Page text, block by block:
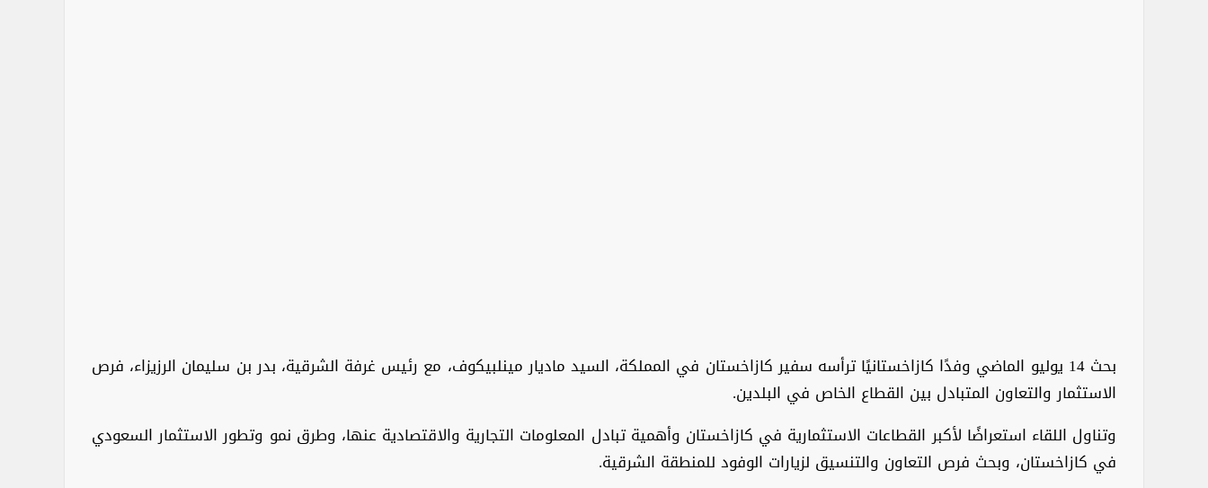
بحث 14 يوليو الماضي وفدًا كازاخستانيًا ترأسه سفير كازاخستان في المملكة، السيد ماديار مينلبيكوف، مع رئيس غرفة الشرقية، بدر بن سليمان الرزيزاء، فرص
الاستثمار والتعاون المتبادل بين القطاع الخاص في البلدين.
وتناول اللقاء استعراضًا لأكبر القطاعات الاستثمارية في كازاخستان وأهمية تبادل المعلومات التجارية والاقتصادية عنها، وطرق نمو وتطور الاستثمار السعودي
في كازاخستان، وبحث فرص التعاون والتنسيق لزيارات الوفود للمنطقة الشرقية.